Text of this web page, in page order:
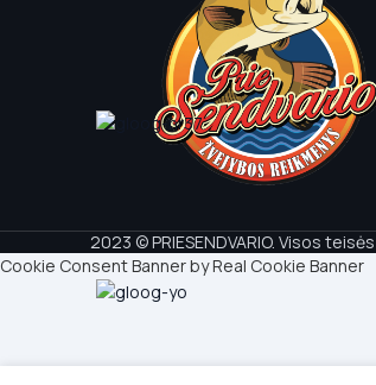
2023 © PRIESENDVARIO. Visos
Cookie Consent Banner by Real Cookie Banner